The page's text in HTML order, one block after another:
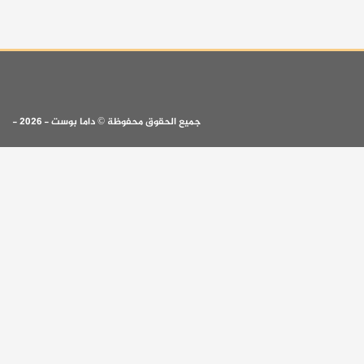
جميع الحقوق محفوظة © داما بوست - 2026 -